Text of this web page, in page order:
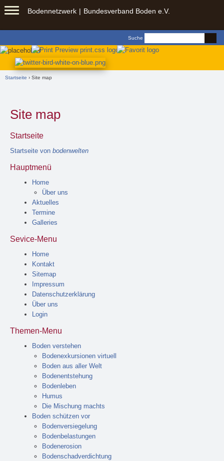
Springe zu:
Inhalt
Bodennetzwerk Bundesverband Boden e.V.
Suchformular
Suche
Sie sind hier
Startseite › Site map
Site map
Startseite
Startseite von bodenwelten
Hauptmenü
Home
Über uns
Aktuelles
Termine
Galleries
Sevice-Menu
Home
Kontakt
Sitemap
Impressum
Datenschutzerklärung
Über uns
Login
Themen-Menu
Boden verstehen
Bodenexkursionen virtuell
Boden aus aller Welt
Bodenentstehung
Bodenleben
Humus
Die Mischung machts
Boden schützen vor
Bodenversiegelung
Bodenbelastungen
Bodenerosion
Bodenschadverdichtung